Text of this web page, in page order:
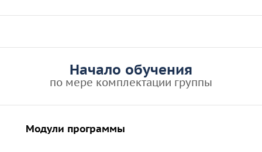
Начало обучения
по мере комплектации группы
Модули программы